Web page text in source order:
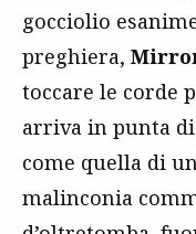
gocciolio
preghiera,
toccare le corde
arriva in punta
come quella di
malinconia